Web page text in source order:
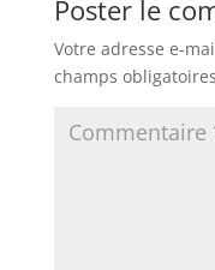
Poster le
Votre adresse e-
champs